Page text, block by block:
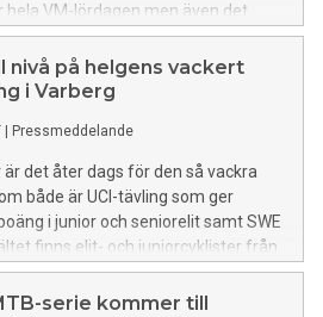
hela VM-lördagen men även det
på toppnivå när vi fick en svensk
nivå på helgens vackert
i Varberg
Pressmeddelande
är det åter dags för den så vackra
både är UCI-tävling som ger
i junior och seniorelit samt SWE
finns elit- och juniorcyklister från
Belgien, Nederländerna,
och Frankrike – varav flera är rejält
serie kommer till